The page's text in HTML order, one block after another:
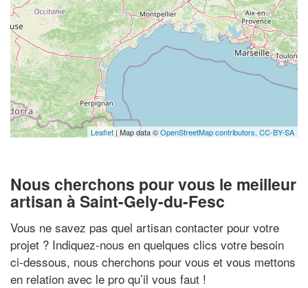
Leaflet | Map data ©OpenStreetMap contributors, CC-BY-SA
Nous cherchons pour vous le meilleur
artisan à Saint-Gely-du-Fesc
Vous ne savez pas quel artisan contacter pour votre
projet ? Indiquez-nous en quelques clics votre besoin
ci-dessous, nous cherchons pour vous et vous mettons
en relation avec le pro qu’il vous faut !